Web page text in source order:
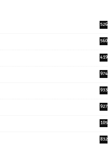
526
560
419
974
933
927
105
832